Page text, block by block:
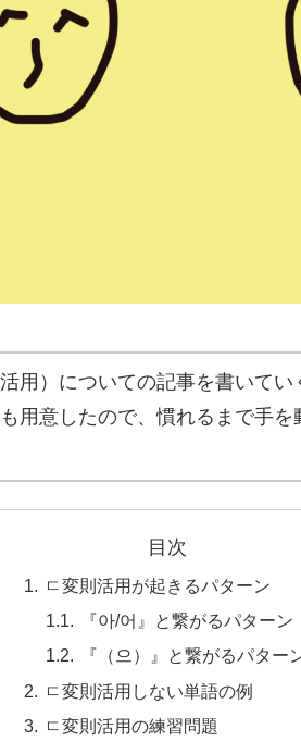
用）についての記事を書いてい
用意したので、慣れるまで手を
目次
ㄷ変則活用が起きるパターン
『아/어』と繋がるパターン
『（으）』と繋がるパター
ㄷ変則活用しない単語の例
ㄷ変則活用の練習問題